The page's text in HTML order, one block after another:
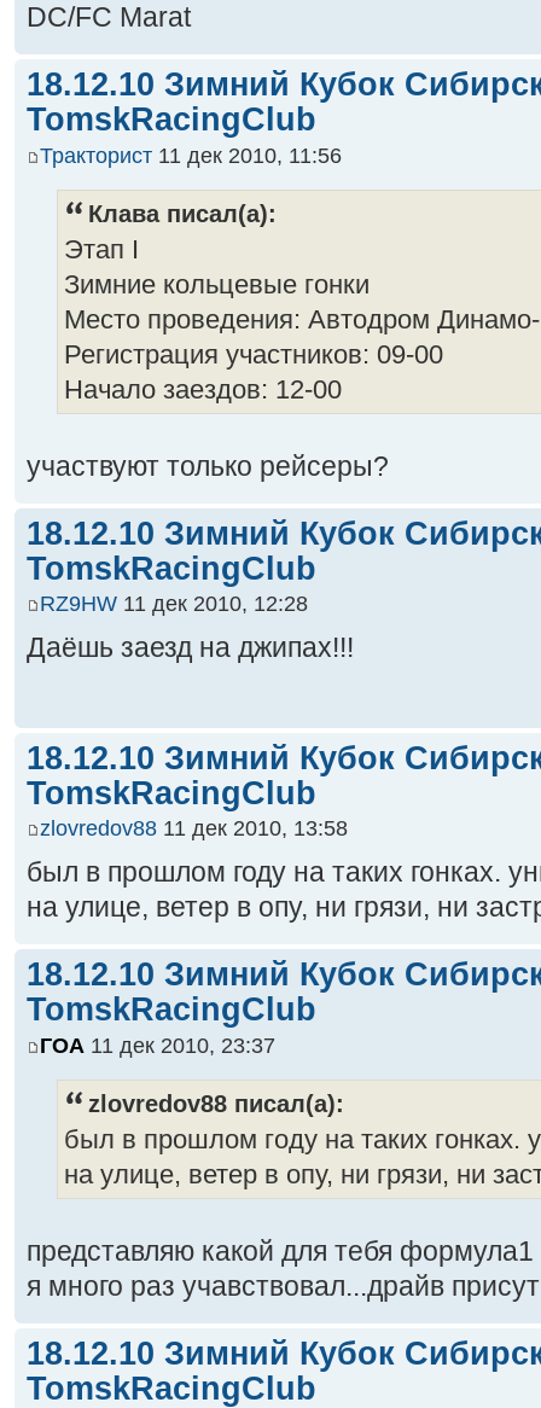
DC/FC Marat
18.12.10 Зимний Кубок
TomskRacingClub
Тракторист 11 дек 2010, 11:56
Клава писал(а):
Этап I
Зимние кольцевые гонки
Место проведения: Автодром
Регистрация участников: 09-00
Начало заездов: 12-00
участвуют только рейсеры?
18.12.10 Зимний Кубок
TomskRacingClub
RZ9HW 11 дек 2010, 12:28
Даёшь заезд на джипах!!!
18.12.10 Зимний Кубок
TomskRacingClub
zlovredov88 11 дек 2010, 13:58
был в прошлом году на таких гонках.
на улице, ветер в опу, ни грязи, ни
18.12.10 Зимний Кубок
TomskRacingClub
ГОА 11 дек 2010, 23:37
zlovredov88 писал(а):
был в прошлом году на таких
на улице, ветер в опу, ни грязи, ни
представляю какой для тебя формула1
я много раз учавствовал...драйв
18.12.10 Зимний Кубок
TomskRacingClub